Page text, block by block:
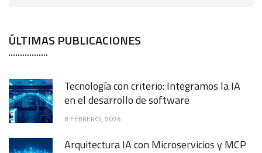
ÚLTIMAS PUBLICACIONES
Tecnología con criterio: Integramos la IA
en el desarrollo de software
8 FEBRERO, 2026
Arquitectura IA con Microservicios y MCP